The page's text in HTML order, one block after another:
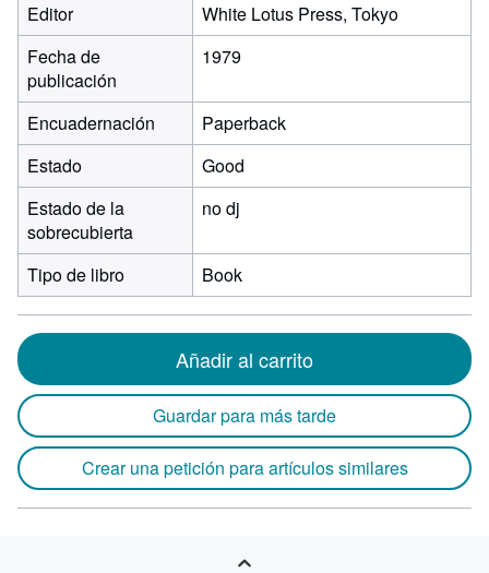
Editor
White Lotus Press, Tokyo
Fecha de
publicación
1979
Encuadernación
Paperback
Estado
Good
Estado de la
sobrecubierta
no dj
Tipo de libro Book
Añadir al carrito
Guardar para más tarde
Crear una petición para artículos similares